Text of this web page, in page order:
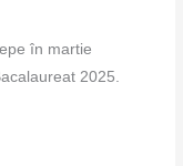
în martie
2025.